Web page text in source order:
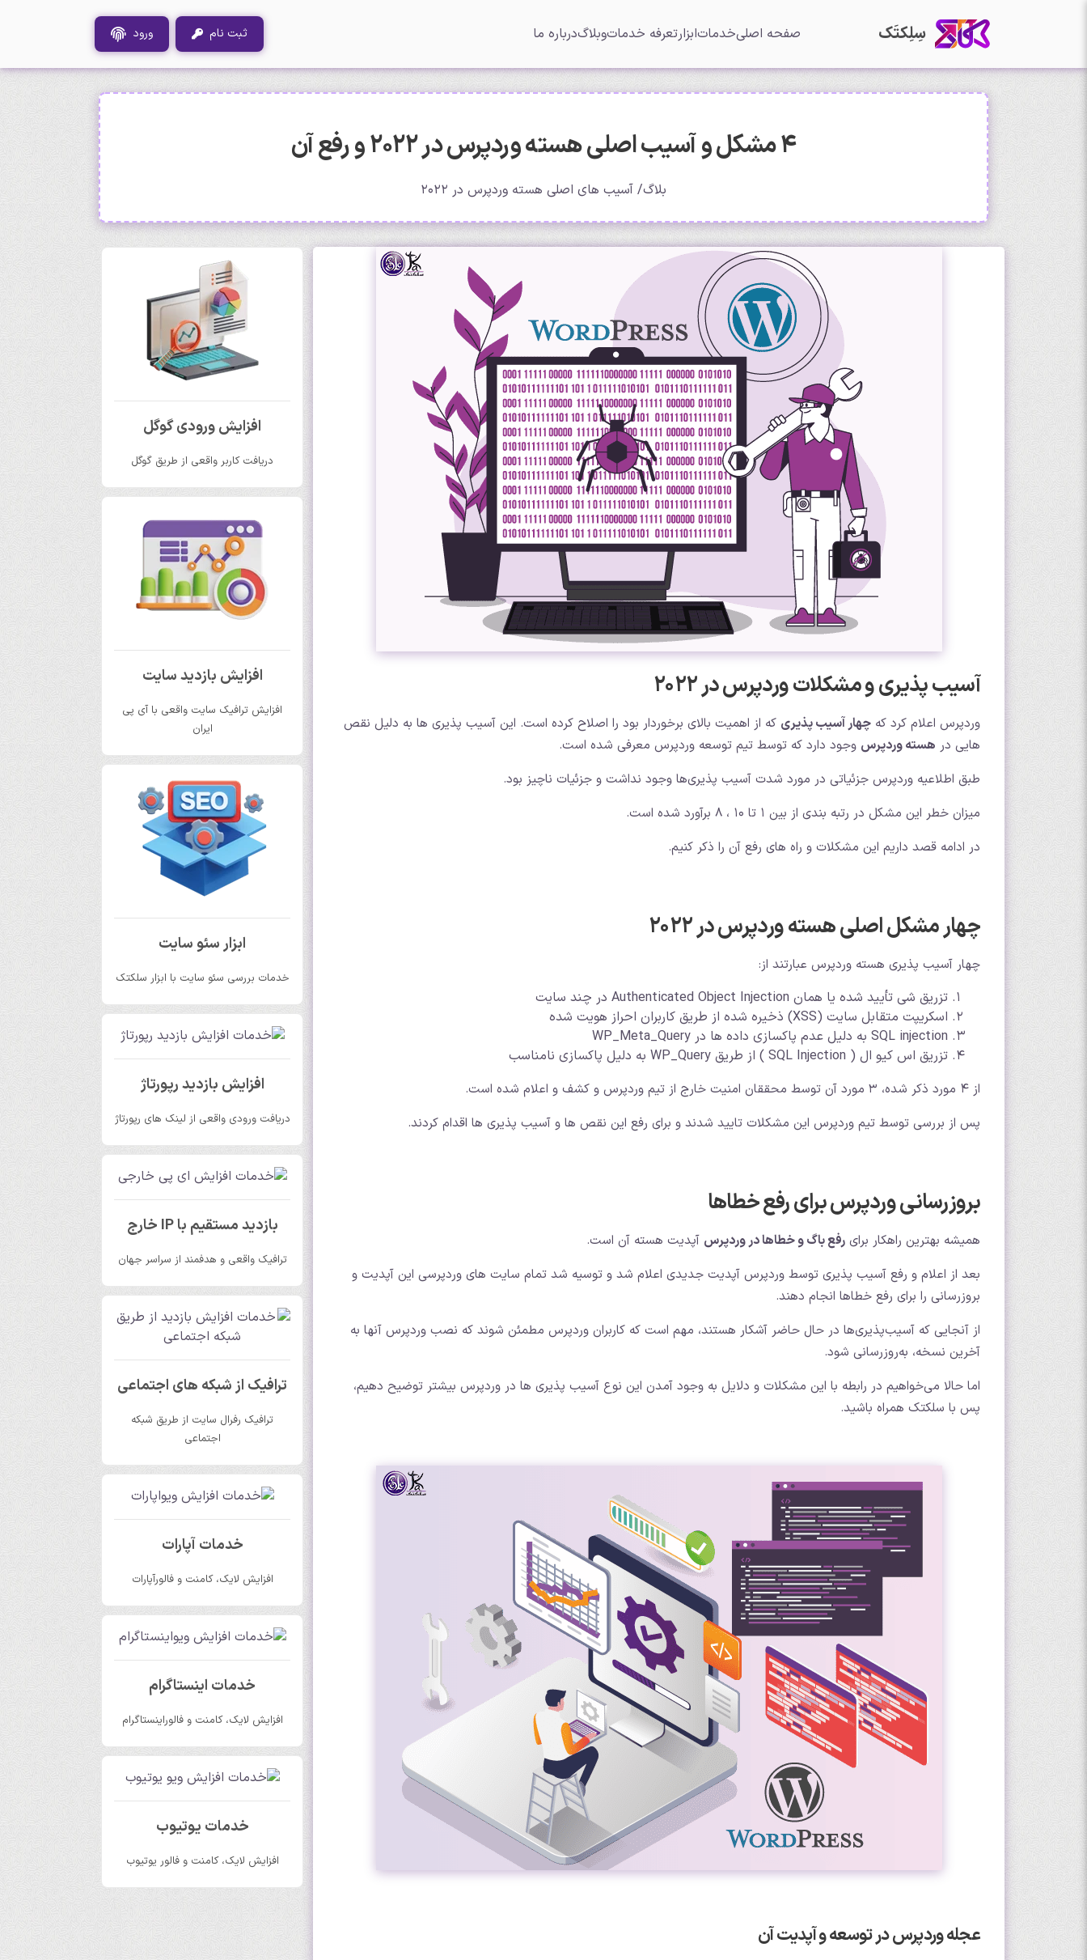
سِلِکتَک صفحه اصلیخدماتابزارتعرفه خدماتوبلاگدرباره ما ورود ثبت نام
4 مشکل و آسیب اصلی هسته وردپرس در 2022 و رفع آن
بلاگ آسیب های اصلی هسته وردپرس در 2022
آسیب پذیری و مشکلات وردپرس در 2022
وردپرس اعلام کرد که چهار آسیب پذیری که از اهمیت بالای برخوردار بود را اصلاح کرده است. این آسیب پذیری ها به دلیل نقص
هایی در هسته وردپرس وجود دارد که توسط تیم توسعه وردپرس معرفی شده است.
طبق اطلاعیه وردپرس جزئیاتی در مورد شدت آسیب پذیری‌ها وجود نداشت و جزئیات ناچیز بود.
میزان خطر این مشکل در رتبه بندی از بین 1 تا 10 ، 8 برآورد شده است.
در ادامه قصد داریم این مشکلات و راه های رفع آن را ذکر کنیم.
چهار مشکل اصلی هسته وردپرس در 2022
چهار آسیب پذیری هسته وردپرس عبارتند از:
تزریق شی تأیید شده یا همان Authenticated Object Injection در چند سایت
اسکریپت متقابل سایت (XSS) ذخیره شده از طریق کاربران احراز هویت شده
SQL injection به دلیل عدم پاکسازی داده ها در WP_Meta_Query
تزریق اس کیو ال ( SQL Injection ) از طریق WP_Query به دلیل پاکسازی نامناسب
از 4 مورد ذکر شده، 3 مورد آن توسط محققان امنیت خارج از تیم وردپرس و کشف و اعلام شده است.
پس از بررسی توسط تیم وردپرس این مشکلات تایید شدند و برای رفع این نقص ها و آسیب پذیری ها اقدام کردند.
بروزرسانی وردپرس برای رفع خطاها
همیشه بهترین راهکار برای رفع باگ و خطاها در وردپرس آپدیت هسته آن است.
بعد از اعلام و رفع آسیب پذیری توسط وردپرس آپدیت جدیدی اعلام شد و توسیه شد تمام سایت های وردپرسی این آپدیت و
بروزرسانی را برای رفع خطاها انجام دهند.
از آنجایی که آسیب‌پذیری‌ها در حال حاضر آشکار هستند، مهم است که کاربران وردپرس مطمئن شوند که نصب وردپرس آنها به
آخرین نسخه، به‌روزرسانی شود.
اما حالا می‌خواهیم در رابطه با این مشکلات و دلایل به وجود آمدن این نوع آسیب پذیری ها در وردپرس بیشتر توضیح دهیم،
پس با سلکتک همراه باشید.
عجله وردپرس در توسعه و آپدیت آن
افزایش ورودی گوگل
دریافت کاربر واقعی از طریق گوگل
افزایش بازدید سایت
افزایش ترافیک سایت واقعی با آی پی
ایران
ابزار سئو سایت
خدمات بررسی سئو سایت با ابزار سلکتک
افزایش بازدید رپورتاژ
دریافت ورودی واقعی از لینک های رپورتاژ
بازدید مستقیم با IP خارج
ترافیک واقعی و هدفمند از سراسر جهان
ترافیک از شبکه های اجتماعی
ترافیک رفرال سایت از طریق شبکه
اجتماعی
خدمات آپارات
افزایش لایک، کامنت و فالورآپارات
خدمات اینستاگرام
افزایش لایک، کامنت و فالوراینستاگرام
خدمات یوتیوب
افزایش لایک، کامنت و فالور یوتیوب